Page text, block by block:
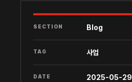
SECTION Blog
TAG 사업
DATE 2025-05-29